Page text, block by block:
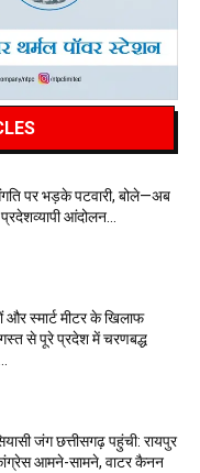
पर भड़के पटवारी, बोले—अब
प्रदेशव्यापी आंदोलन…
और स्मार्ट मीटर के खिलाफ
से पूरे प्रदेश में चरणबद्ध
जंग छत्तीसगढ़ पहुंची: रायपुर
आमने-सामने, वाटर कैनन